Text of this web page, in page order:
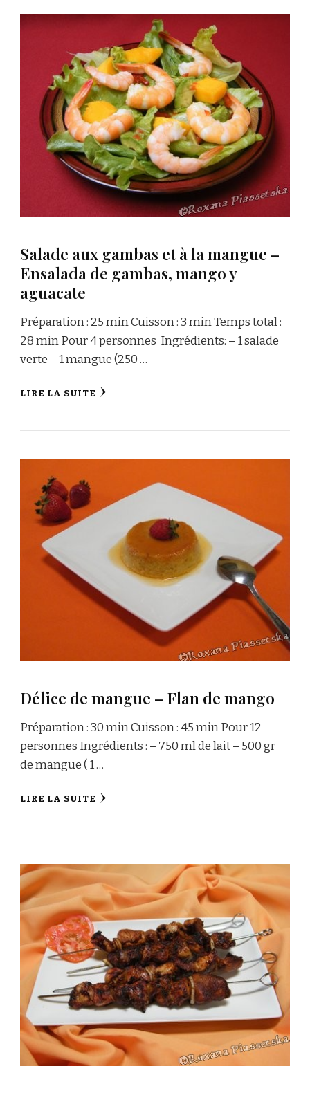
Salade aux gambas et à la mangue –
Ensalada de gambas, mango y
aguacate
Préparation : 25 min Cuisson : 3 min Temps total :
28 min Pour 4 personnes Ingrédients: – 1 salade
verte – 1 mangue (250 …
LIRE LA SUITE
Délice de mangue – Flan de mango
Préparation : 30 min Cuisson : 45 min Pour 12
personnes Ingrédients : – 750 ml de lait – 500 gr
de mangue ( 1 …
LIRE LA SUITE